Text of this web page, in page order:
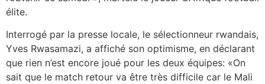
élite.
Interrogé par la presse locale, le sélectionneur rwandais,
Yves Rwasamazi, a affiché son optimisme, en déclarant
que rien n’est encore joué pour les deux équipes: «On
sait que le match retour va être très difficile car le Mali